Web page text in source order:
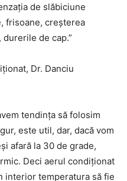
de slăbiciune
frisoane, creșterea
de cap.”
Dr. Danciu
tendința să folosim
este util, dar, dacă vom
afară la 30 de grade,
Deci aerul condiționat
interior temperatura să fie